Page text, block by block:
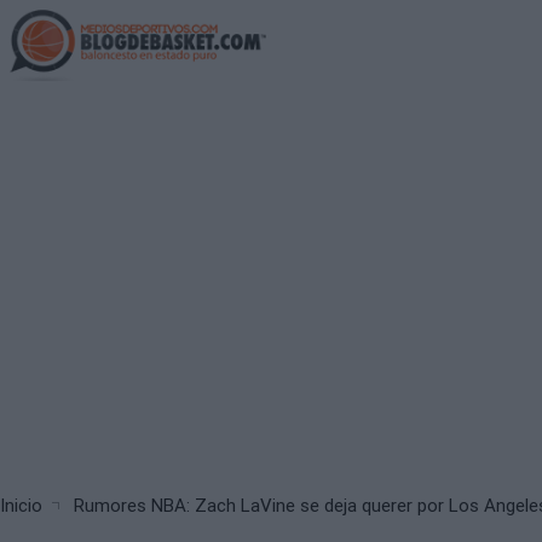
Skip
to
main
Breadcrumb
Inicio Rumores NBA: Zach LaVine se deja querer por Los